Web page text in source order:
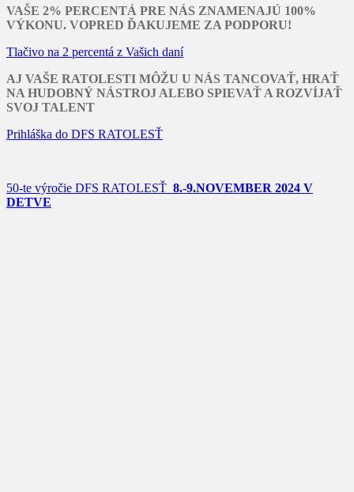
VAŠE 2% PERCENTÁ PRE NÁS ZNAMENAJÚ 100%
VÝKONU. VOPRED ĎAKUJEME ZA PODPORU!
Tlačivo na 2 percentá z Vašich daní
AJ VAŠE RATOLESTI MÔŽU U NÁS TANCOVAŤ, HRAŤ
NA HUDOBNÝ NÁSTROJ ALEBO SPIEVAŤ A ROZVÍJAŤ
SVOJ TALENT
Prihláška do DFS RATOLESŤ
50-te výročie DFS RATOLESŤ 8.-9.NOVEMBER 2024 V
DETVE